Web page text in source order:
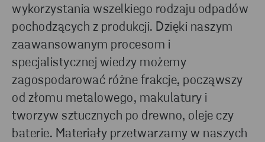
wykorzystania wszelkiego rodzaju odpadów
pochodzących z produkcji. Dzięki naszym
zaawansowanym procesom i
specjalistycznej wiedzy możemy
zagospodarować różne frakcje, począwszy
od złomu metalowego, makulatury i
tworzyw sztucznych po drewno, oleje czy
baterie. Materiały przetwarzamy w naszych